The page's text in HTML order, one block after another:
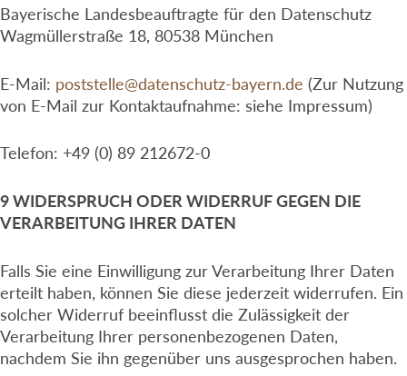
Bayerische Landesbeauftragte für den Datenschutz
Wagmüllerstraße 18, 80538 München
E-Mail: poststelle@datenschutz-bayern.de (Zur Nutzung
von E-Mail zur Kontaktaufnahme: siehe Impressum)
Telefon: +49 (0) 89 212672-0
9 WIDERSPRUCH ODER WIDERRUF GEGEN DIE
VERARBEITUNG IHRER DATEN
Falls Sie eine Einwilligung zur Verarbeitung Ihrer Daten
erteilt haben, können Sie diese jederzeit widerrufen. Ein
solcher Widerruf beeinflusst die Zulässigkeit der
Verarbeitung Ihrer personenbezogenen Daten,
nachdem Sie ihn gegenüber uns ausgesprochen haben.